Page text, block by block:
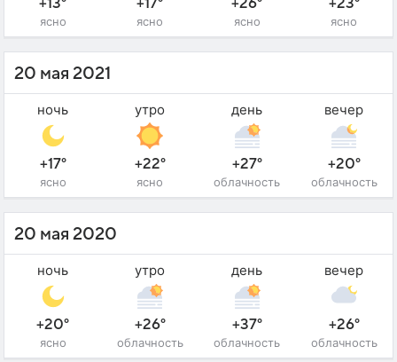
+13°
ясно
+17°
ясно
+26°
ясно
+23°
ясно
20 мая 2021
ночь
+17°
ясно
утро
+22°
ясно
день
+27°
облачность
вечер
+20°
облачность
20 мая 2020
ночь
+20°
ясно
утро
+26°
облачность
день
+37°
облачность
вечер
+26°
облачность